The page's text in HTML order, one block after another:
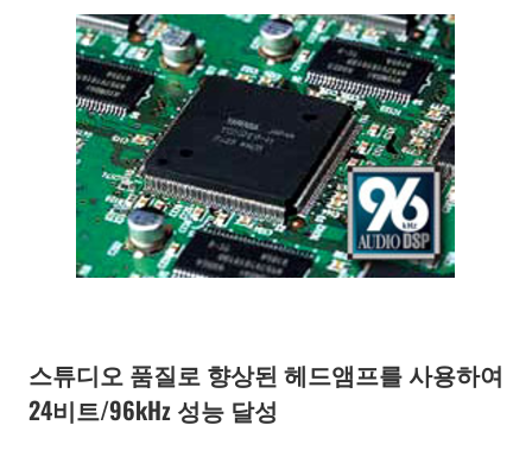
스튜디오 품질로 향상된 헤드앰프를 사용하여
24비트/96kHz 성능 달성